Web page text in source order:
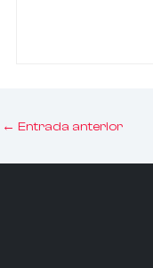
← Entrada anterior